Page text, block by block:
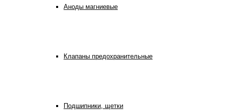
Аноды магниевые
Клапаны предохранительные
Подшипники, щетки